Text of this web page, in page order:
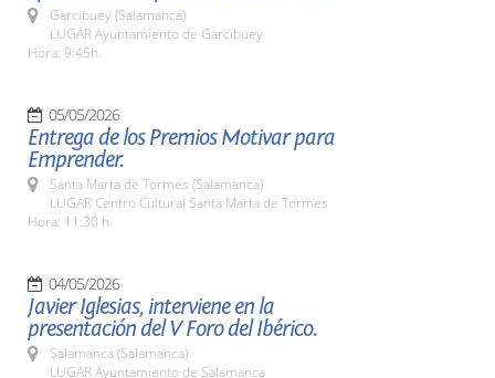
Garcibuey (Salamanca)
LUGAR Ayuntamiento de Garcibuey
Hora: 9:45h.
05/05/2026
Entrega de los Premios Motivar para
Emprender.
Santa Marta de Tormes (Salamanca)
LUGAR Centro Cultural Santa Marta de Tormes
Hora: 11:30 h.
04/05/2026
Javier Iglesias, interviene en la
presentación del V Foro del Ibérico.
Salamanca (Salamanca)
LUGAR Ayuntamiento de Salamanca